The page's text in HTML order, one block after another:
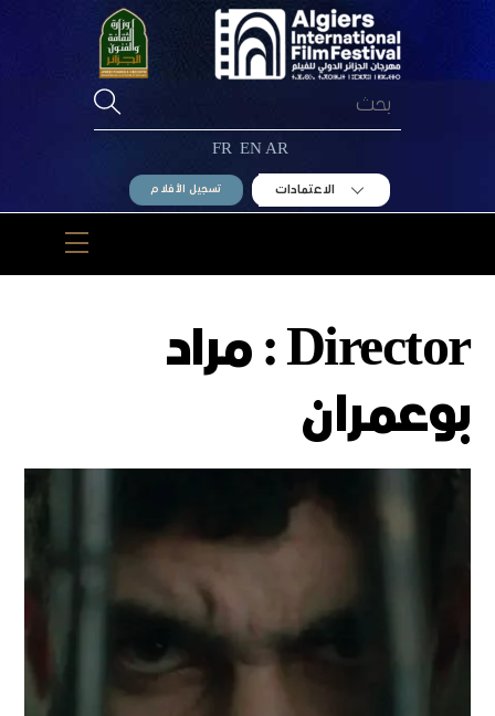
AR
EN
FR
الاعتمادات تسجيل الأفلام
Menu
Director :
مراد
بوعمران